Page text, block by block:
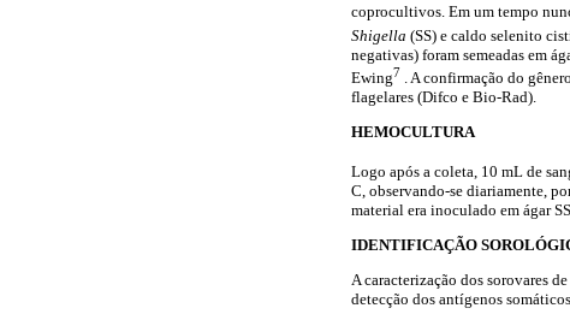
coprocultivos. Em um tempo
Shigella (SS) e caldo selenito
negativas) foram semeadas em
Ewing7 . A confirmação do gênero
flagelares (Difco e Bio-Rad).
HEMOCULTURA
Logo após a coleta, 10 mL de
C, observando-se diariamente,
material era inoculado em ágar
IDENTIFICAÇÃO
A caracterização dos sorovares de
detecção dos antígenos